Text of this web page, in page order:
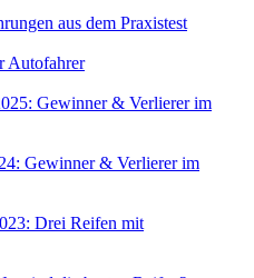
aus dem Praxistest
Autofahrer
Gewinner & Verlierer im
Gewinner & Verlierer im
Drei Reifen mit